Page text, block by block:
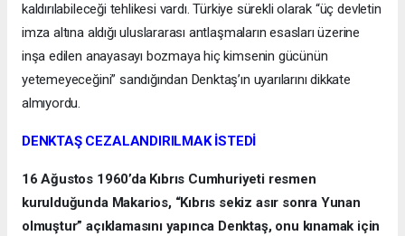
kaldırılabileceği tehlikesi vardı. Türkiye sürekli olarak “üç devletin
imza altına aldığı uluslararası antlaşmaların esasları üzerine
inşa edilen anayasayı bozmaya hiç kimsenin gücünün
yetemeyeceğini” sandığından Denktaş’ın uyarılarını dikkate
almıyordu.
DENKTAŞ CEZALANDIRILMAK İSTEDİ
16 Ağustos 1960’da Kıbrıs Cumhuriyeti resmen
kurulduğunda Makarios, “Kıbrıs sekiz asır sonra Yunan
olmuştur” açıklamasını yapınca Denktaş, onu kınamak için